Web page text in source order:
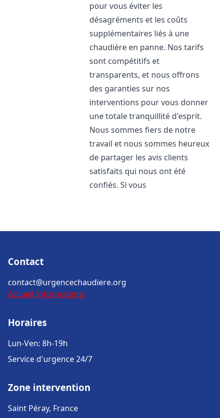
pour vous éviter les
désagréments et les coûts
supplémentaires liés à une
chaudière en panne. Nos tarifs
sont compétitifs et
transparents, et nous offrons
des garanties sur nos
interventions pour vous donner
une totale tranquillité d'esprit.
Nous sommes fiers de notre
travail et nous sommes heureux
de partager les avis clients
satisfaits qui nous ont été
confiés. Si vous
Contact
contact@urgencechaudiere.org
Accueil Informations
Horaires
Lun-Ven: 8h-19h
Service d'urgence 24/7
Zone intervention
Saint Péray, France